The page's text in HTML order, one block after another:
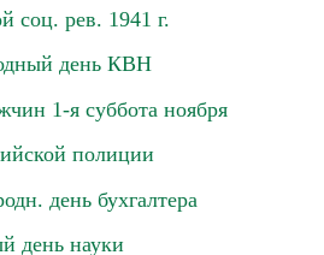
соц. рев. 1941 г.
день КВН
1-я суббота ноября
полиции
день бухгалтера
день науки